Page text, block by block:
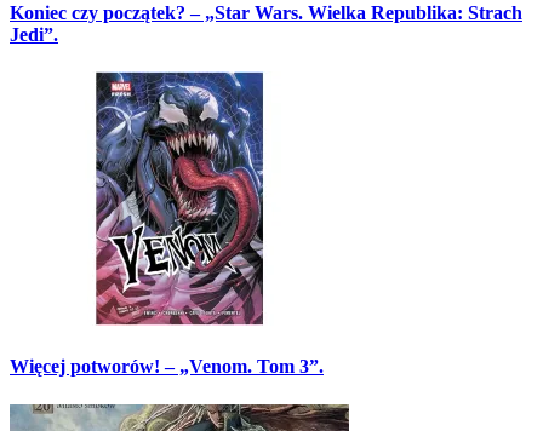
Koniec czy początek? – „Star Wars. Wielka Republika: Strach
Jedi”.
Więcej potworów! – „Venom. Tom 3”.